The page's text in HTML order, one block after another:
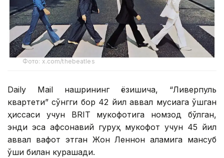
Фото: x.com/thebeatles
Daily Mail нашрининг ёзишича, “Ливерпуль
квартети” сўнгги бор 42 йил аввал мусиқага қўшган
ҳиссаси учун BRIT мукофотига номзод бўлган,
энди эса афсонавий гуруҳ мукофот учун 45 йил
аввал вафот этган Жон Леннон қаламига мансуб
қўшиқ билан курашади.